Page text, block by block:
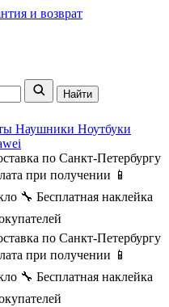
и возврат
Найти
Наушники Ноутбуки
по Санкт-Петербургу
при получении 📱
🔧 Бесплатная наклейка
по Санкт-Петербургу
при получении 📱
🔧 Бесплатная наклейка